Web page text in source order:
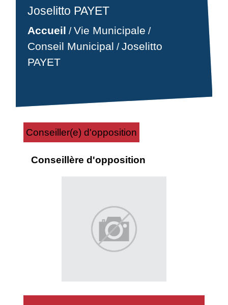
Joselitto PAYET
Accueil /Vie Municipale /
Conseil Municipal /Joselitto
PAYET
Conseiller(e) d'opposition
Conseillère d'opposition